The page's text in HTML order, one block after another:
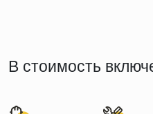
В стоимость